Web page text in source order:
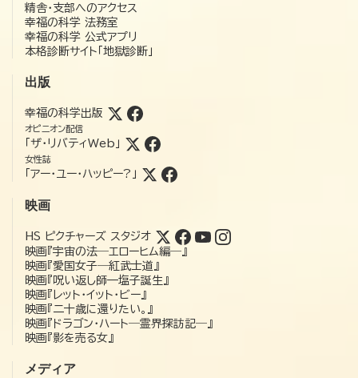
精舎・支部へのアクセス
幸福の科学 法務室
幸福の科学 公式アプリ
本格診断サイト「地獄診断」
出版
幸福の科学出版
オピニオン配信
「ザ・リバティWeb」
女性誌
「アー・ユー・ハッピー?」
映画
HS ピクチャーズ スタジオ
映画『宇宙の法―エローヒム編―』
映画『愛国女子―紅武士道』
映画『呪い返し師—塩子誕生』
映画『レット・イット・ビー』
映画『二十歳に還りたい。』
映画『ドラゴン・ハート―霊界探訪記―』
映画『影を売る女』
メディア